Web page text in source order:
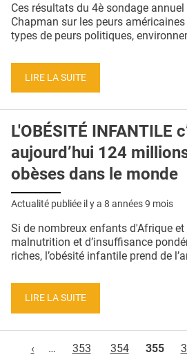
Ces résultats du 4è sondage
Chapman sur les peurs
types de peurs politiques,
LIRE LA SUITE
L'OBÉSITÉ INFANTILE
aujourd’hui 124
obèses dans le monde
Actualité publiée il y a 8 années 9 mois
Si de nombreux enfants d'Afrique
malnutrition et d’insuffisance
riches, l’obésité infantile prend de
LIRE LA SUITE
‹
… 353 354 355